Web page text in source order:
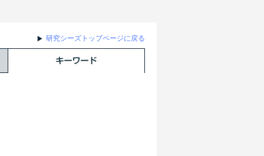
研究シーズトップページに戻る